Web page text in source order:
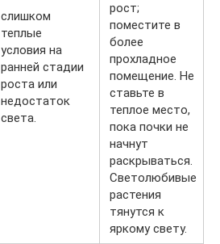
слишком
теплые
условия на
ранней стадии
роста или
недостаток
света.
рост;
поместите в
более
прохладное
помещение. Не
ставьте в
теплое место,
пока почки не
начнут
раскрываться.
Светолюбивые
растения
тянутся к
яркому свету.